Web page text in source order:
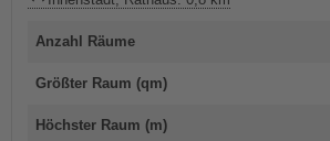
Anzahl Räume
Größter Raum (qm)
Höchster Raum (m)